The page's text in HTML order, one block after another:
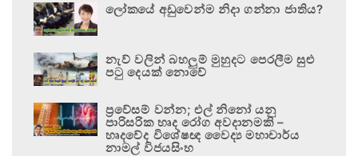
ලෝකයේ අඩුවෙන්ම නිදා ගන්නා ජාතිය?
නැව් වලින් බහලුම් මුහුදට පෙරලීම සුළු
පටු දෙයක් නොවේ
ප්‍රවේසම් වන්න; එල් නිනෝ යනු
පාරිසරික හෘද රෝග අවදානමකි –
හෘදවේද විශේෂඥ වෛද්‍ය මහාචාර්ය
නාමල් විජයසිංහ